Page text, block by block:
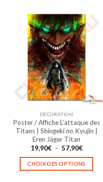
a
plusieurs
variations.
Les
options
peuvent
être
choisies
sur
page
du
produit
DÉCORATION
Poster / Affiche L’attaque des
Titans | Shingeki no Kyujin |
Eren Jäger Titan
19,90€ – 57,90€Plage
prix :
19,90€
à
CHOIX DES OPTIONS